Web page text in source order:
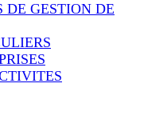
DE GESTION DE